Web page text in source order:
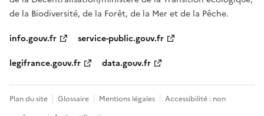
de la Biodiversité, de la Forêt, de la Mer et de la Pêche.
info.gouv.fr
service-public.gouv.fr
legifrance.gouv.fr
data.gouv.fr
Plan du site Glossaire Mentions légales
Accessibilité : non